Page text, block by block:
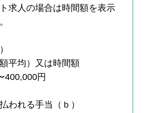
求人の場合は時間額を表示
平均）又は時間額
400,000円
われる手当（ｂ）